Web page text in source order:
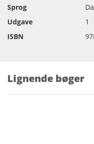
Sprog
Udgave
1
ISBN
Lignende bøger